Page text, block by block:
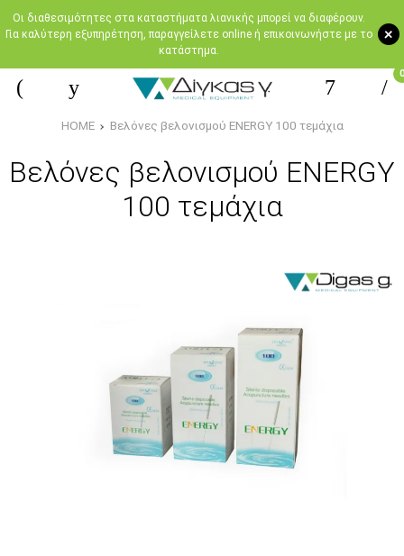
+
Oι διαθεσιμότητες στα καταστήματα λιανικής μπορεί να διαφέρουν.
Για καλύτερη εξυπηρέτηση, παραγγείλετε online ή επικοινωνήστε με το
κατάστημα.
0
HOME Βελόνες βελονισμού ENERGY 100 τεμάχια
Βελόνες βελονισμού ENERGY
100 τεμάχια